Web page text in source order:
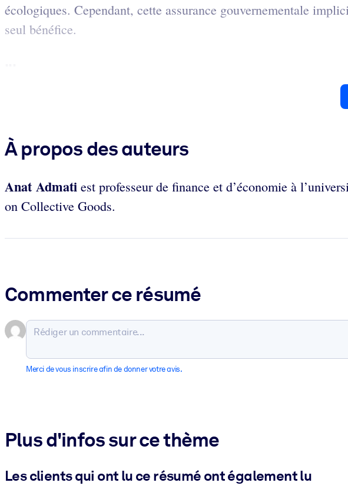
écologiques. Cependant, cette assurance gouvernementale
seul bénéfice.
À propos des auteurs
Anat Admati est professeur de finance et d’économie à
on Collective Goods.
Commenter ce résumé
Merci de vous inscrire afin de donner votre avis.
Plus d'infos sur ce thème
Les clients qui ont lu ce résumé ont également lu